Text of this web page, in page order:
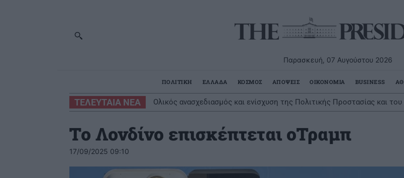
Παρασκευή, 07 Αυγούστου 2026
ΠΟΛΙΤΙΚΗ ΕΛΛΑΔΑ ΚΟΣΜΟΣ ΑΠΟΨΕΙΣ ΟΙΚΟΝΟΜΙΑ BUSINESS
ΤΕΛΕΥΤΑΙΑ ΝΕΑ Ολικός ανασχεδιασμός και ενίσχυση της Πολιτικής Προστασίας και
Το Λονδίνο επισκέπτεται οΤραμπ
17/09/2025 09:10